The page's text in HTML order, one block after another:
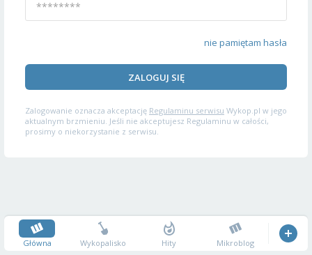
nie pamiętam hasła
ZALOGUJ SIĘ
Zalogowanie oznacza akceptację Regulaminu serwisu Wykop.pl w jego
aktualnym brzmieniu. Jeśli nie akceptujesz Regulaminu w całości,
prosimy o niekorzystanie z serwisu.
Główna Wykopalisko Hity Mikroblog